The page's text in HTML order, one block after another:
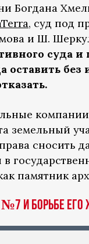
Богдана
, cуд под
и Ш.
суда
оставить
земельный
сносить
памятник
и борьбе его